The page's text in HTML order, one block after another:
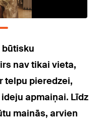
nav tikai vieta,
telpu pieredzei,
apmaiņai. Līdz
mainās, arvien